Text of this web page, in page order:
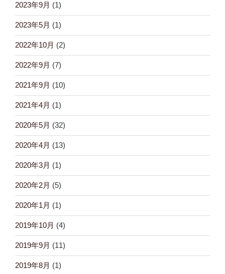
2023年9月 (1)
2023年5月 (1)
2022年10月 (2)
2022年9月 (7)
2021年9月 (10)
2021年4月 (1)
2020年5月 (32)
2020年4月 (13)
2020年3月 (1)
2020年2月 (5)
2020年1月 (1)
2019年10月 (4)
2019年9月 (11)
2019年8月 (1)